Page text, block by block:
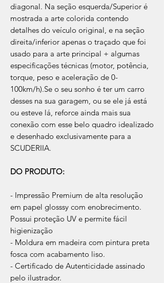
diagonal. Na seção esquerda/Superior é
mostrada a arte colorida contendo
detalhes do veículo original, e na seção
direita/inferior apenas o traçado que foi
usado para a arte principal + algumas
especificações técnicas (motor, potência,
torque, peso e aceleração de 0-
100km/h).Se o seu sonho é ter um carro
desses na sua garagem, ou se ele já está
ou esteve lá, reforce ainda mais sua
conexão com esse belo quadro idealizado
e desenhado exclusivamente para a
SCUDERIIA.
DO PRODUTO:
- Impressão Premium de alta resolução
em papel glosssy com enobrecimento.
Possui proteção UV e permite fácil
higienização
- Moldura em madeira com pintura preta
fosca com acabamento liso.
- Certificado de Autenticidade assinado
pelo ilustrador.